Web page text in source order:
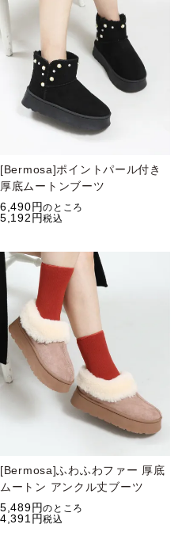
[Bermosa]ポイントパール付き
厚底ムートンブーツ
6,490
のところ
5,192 税込
[Bermosa]ふわふわファー 厚底
ムートン アンクル丈ブーツ
5,489
のところ
4,391 税込